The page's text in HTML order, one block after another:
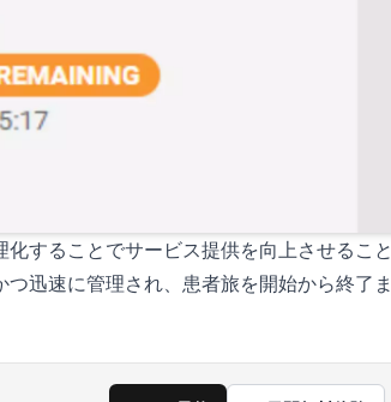
することでサービス提供を向上させること
迅速に管理され、患者旅を開始から終了ま